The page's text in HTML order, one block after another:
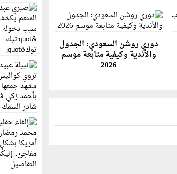
دوري روشن السعودي: الجدول
والأندية وكيفية متابعة موسم
2026